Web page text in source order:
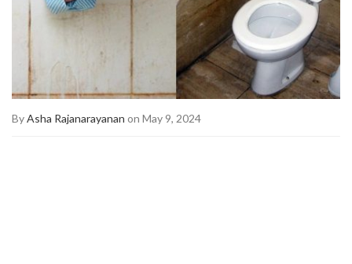
ByAsha Rajanarayanan on May 9, 2024